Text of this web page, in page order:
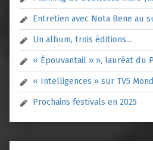
Entretien avec Nota Bene au
Un album, trois éditions…
« Épouvantail » », lauréat du
« Intelligences » sur TV5
Prochains festivals en 2025